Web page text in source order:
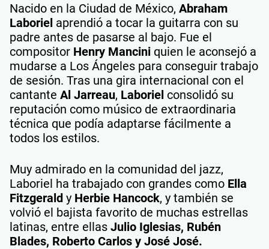
Nacido en la Ciudad de México, Abraham
Laboriel aprendió a tocar la guitarra con su
padre antes de pasarse al bajo. Fue el
compositor Henry Mancini quien le aconsejó a
mudarse a Los Ángeles para conseguir trabajo
de sesión. Tras una gira internacional con el
cantante Al Jarreau, Laboriel consolidó su
reputación como músico de extraordinaria
técnica que podía adaptarse fácilmente a
todos los estilos.
Muy admirado en la comunidad del jazz,
Laboriel ha trabajado con grandes como Ella
Fitzgerald y Herbie Hancock, y también se
volvió el bajista favorito de muchas estrellas
latinas, entre ellas Julio Iglesias, Rubén
Blades, Roberto Carlos y José José.